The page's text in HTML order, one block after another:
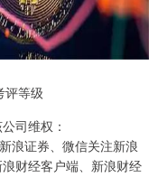
评等级
司维权：
证券、微信关注新浪
财经客户端、新浪财经